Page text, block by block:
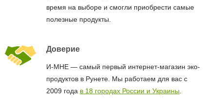
время на выборе и смогли приобрести самые
полезные продукты.
Доверие
И-МНЕ — самый первый интернет-магазин эко-
продуктов в Рунете. Мы работаем для вас с
2009 года в 18 городах России и Украины